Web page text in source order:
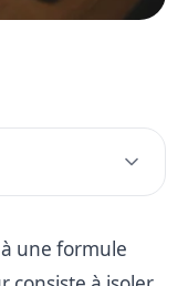
de
une formule